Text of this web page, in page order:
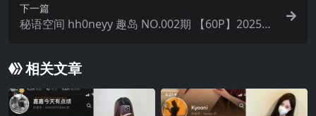
下一篇
秘语空间 hh0neyy 趣岛 NO.002期 【60P】2025年
相关文章